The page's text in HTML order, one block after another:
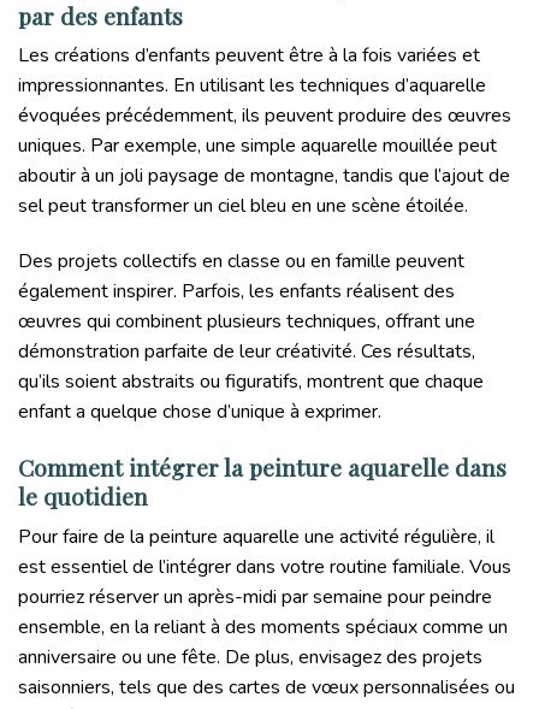
par des enfants
Les créations d’enfants peuvent être à la fois variées et
impressionnantes. En utilisant les techniques d’aquarelle
évoquées précédemment, ils peuvent produire des œuvres
uniques. Par exemple, une simple aquarelle mouillée peut
aboutir à un joli paysage de montagne, tandis que l’ajout de
sel peut transformer un ciel bleu en une scène étoilée.
Des projets collectifs en classe ou en famille peuvent
également inspirer. Parfois, les enfants réalisent des
œuvres qui combinent plusieurs techniques, offrant une
démonstration parfaite de leur créativité. Ces résultats,
qu’ils soient abstraits ou figuratifs, montrent que chaque
enfant a quelque chose d’unique à exprimer.
Comment intégrer la peinture aquarelle dans
le quotidien
Pour faire de la peinture aquarelle une activité régulière, il
est essentiel de l’intégrer dans votre routine familiale. Vous
pourriez réserver un après-midi par semaine pour peindre
ensemble, en la reliant à des moments spéciaux comme un
anniversaire ou une fête. De plus, envisagez des projets
saisonniers, tels que des cartes de vœux personnalisées ou